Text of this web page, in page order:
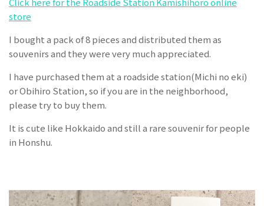
store
I bought a pack of 8 pieces and distributed them as
souvenirs and they were very much appreciated.
I have purchased them at a roadside station(Michi no eki)
or Obihiro Station, so if you are in the neighborhood,
please try to buy them.
It is cute like Hokkaido and still a rare souvenir for people
in Honshu.